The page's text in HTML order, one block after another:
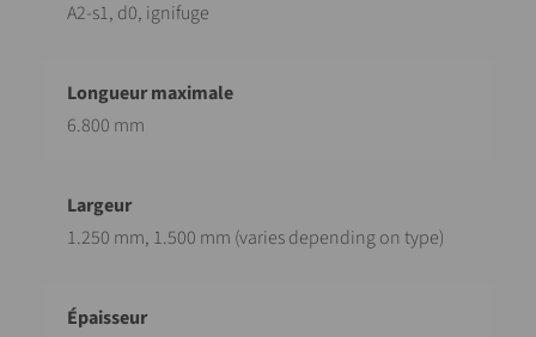
A2-s1, d0, ignifuge
6.800 mm
1.250 mm, 1.500 mm (varies depending on type)